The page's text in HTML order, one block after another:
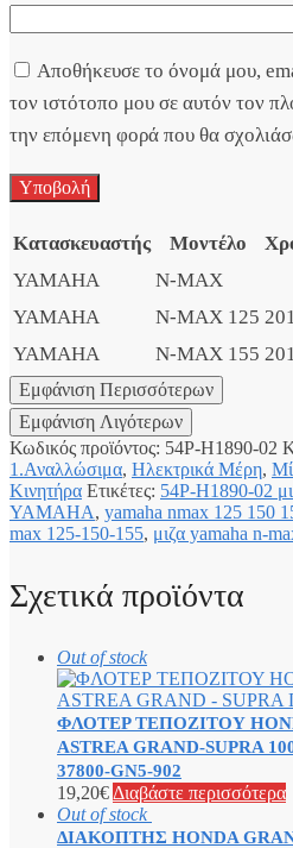
Αποθήκευσε το όνομά μου,
τον ιστότοπο μου σε αυτόν τον
την επόμενη φορά που θα
Κατασκευαστής Μοντέλο
YAMAHA
N-MAX
YAMAHA
N-MAX 125
YAMAHA
N-MAX 155
Κωδικός προϊόντος: 54P-H1890-02
1.Αναλλώσιμα, Ηλεκτρικά Μέρη,
Κινητήρα Ετικέτες: 54P-H1890-02
YAMAHA, yamaha nmax 125 150
max 125-150-155, μιζα yamaha n-
Σχετικά προϊόντα
Out of stock
ΦΛΟΤΕΡ ΤΕΠΟΖΙΤΟΥ
ASTREA GRAND-SUPRA
37800-GN5-902
19,20€ Διαβάστε περισσότερα
Out of stock
ΔΙΑΚΟΠΤΗΣ HONDA